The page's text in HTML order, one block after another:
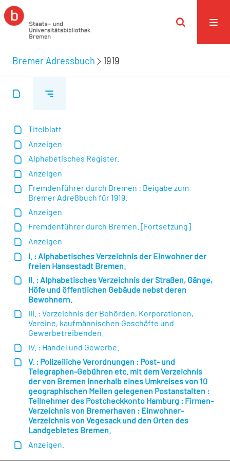
Bremer Adressbuch 1919
Titelblatt
Anzeigen
Alphabetisches Register.
Anzeigen
Fremdenführer durch Bremen : Beigabe zum
Bremer Adreßbuch für 1919.
Anzeigen
Fremdenführer durch Bremen. [Fortsetzung]
Anzeigen
I. : Alphabetisches Verzeichnis der Einwohner der
freien Hansestadt Bremen.
II. : Alphabetisches Verzeichnis der Straßen, Gänge,
Höfe und öffentlichen Gebäude nebst deren
Bewohnern.
III. : Verzeichnis der Behörden, Korporationen,
Vereine, kaufmännischen Geschäfte und
Gewerbetreibenden.
IV. : Handel und Gewerbe.
V. : Polizeiliche Verordnungen : Post- und
Telegraphen-Gebühren etc. mit dem Verzeichnis
der von Bremen innerhalb eines Umkreises von 10
geographischen Meilen gelegenen Postanstalten :
Teilnehmer des Postcheckkonto Hamburg : Firmen-
Verzeichnis von Bremerhaven : Einwohner-
Verzeichnis von Vegesack und den Orten des
Landgebietes Bremen.
Anzeigen.